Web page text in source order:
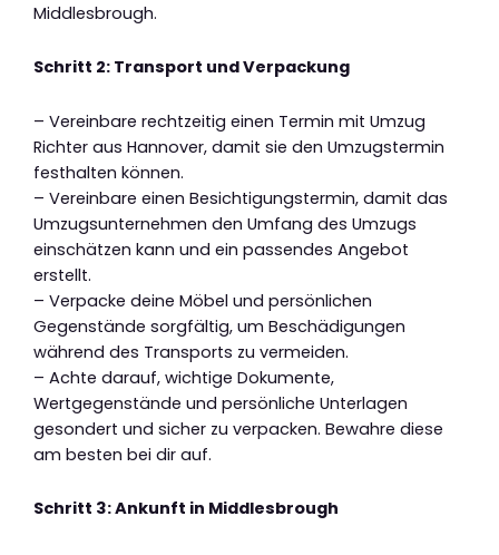
Middlesbrough.
Schritt 2: Transport und Verpackung
– Vereinbare rechtzeitig einen Termin mit Umzug
Richter aus Hannover, damit sie den Umzugstermin
festhalten können.
– Vereinbare einen Besichtigungstermin, damit das
Umzugsunternehmen den Umfang des Umzugs
einschätzen kann und ein passendes Angebot
erstellt.
– Verpacke deine Möbel und persönlichen
Gegenstände sorgfältig, um Beschädigungen
während des Transports zu vermeiden.
– Achte darauf, wichtige Dokumente,
Wertgegenstände und persönliche Unterlagen
gesondert und sicher zu verpacken. Bewahre diese
am besten bei dir auf.
Schritt 3: Ankunft in Middlesbrough